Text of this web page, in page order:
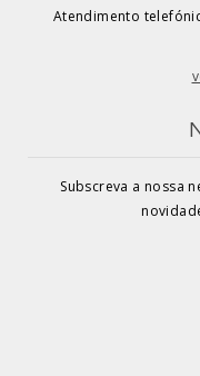
Atendimento
Subscreva a nossa